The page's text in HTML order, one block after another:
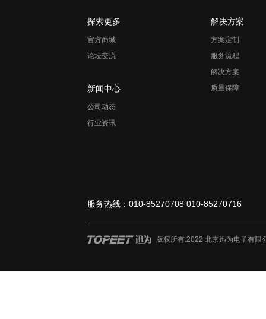
探索更多
官方商城
论坛交流
新闻中心
公司动态
行业资讯
解决方案
方案定制
服务流程
解决方案
质量保障
服务热线：010-85270708 010-85270716
版权所有:2022 北京迅为电子有